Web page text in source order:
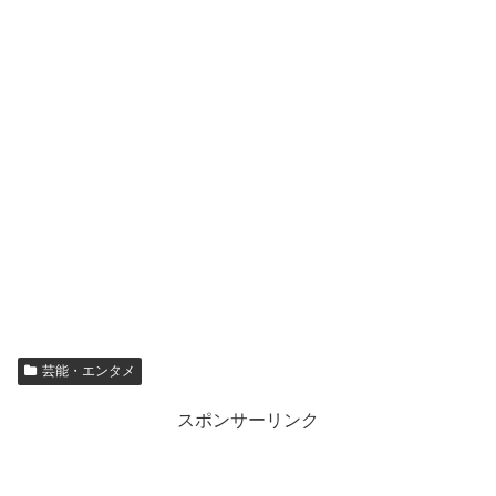
芸能・エンタメ
スポンサーリンク